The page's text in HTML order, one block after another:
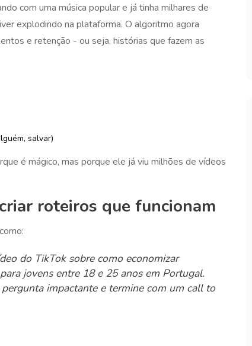
com uma música popular e já tinha milhares de
explodindo na plataforma. O algoritmo agora
e retenção - ou seja, histórias que fazem as
salvar)
é mágico, mas porque ele já viu milhões de vídeos
roteiros que funcionam
do TikTok sobre como economizar
jovens entre 18 e 25 anos em Portugal.
impactante e termine com um call to